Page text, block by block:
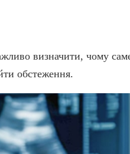
визначити, чому
обстеження.